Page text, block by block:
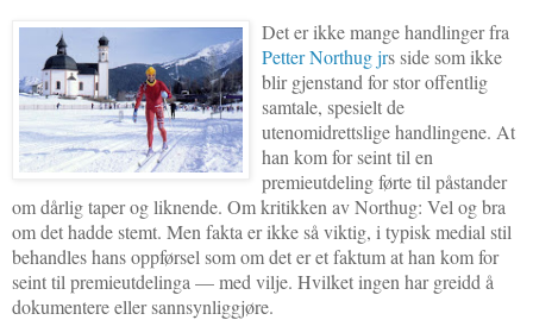
Det er ikke mange handlinger fra
Petter Northug jrs side som ikke
blir gjenstand for stor offentlig
samtale, spesielt de
utenomidrettslige handlingene. At
han kom for seint til en
premieutdeling førte til påstander
om dårlig taper og liknende. Om kritikken av Northug: Vel og bra
om det hadde stemt. Men fakta er ikke så viktig, i typisk medial stil
behandles hans oppførsel som om det er et faktum at han kom for
seint til premieutdelinga — med vilje. Hvilket ingen har greidd å
dokumentere eller sannsynliggjøre.